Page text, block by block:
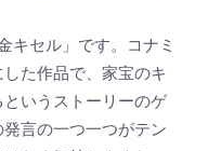
キセル」です。コナミ
た作品で、家宝のキ
いうストーリーのゲ
言の一つ一つがテン